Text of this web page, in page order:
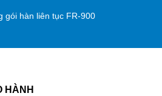
gói hàn liên tục FR-900
HÀNH